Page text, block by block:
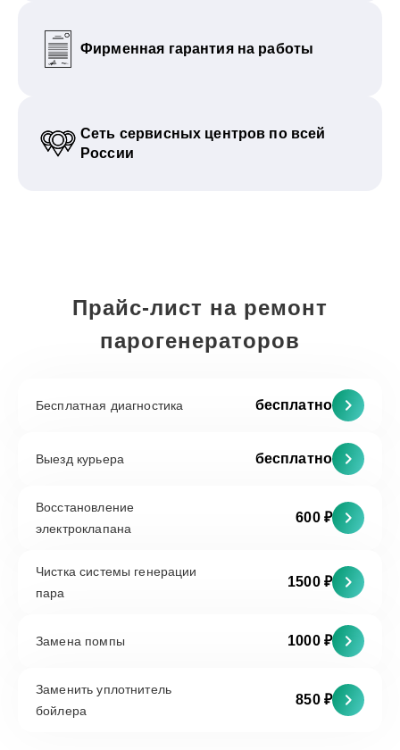
Фирменная гарантия на работы
Сеть сервисных центров по всей
России
Прайс-лист на ремонт
парогенераторов
Бесплатная диагностика бесплатно
Выезд курьера бесплатно
Восстановление
электроклапана
600 ₽
Чистка системы генерации
пара
1500 ₽
Замена помпы 1000 ₽
Заменить уплотнитель
бойлера
850 ₽